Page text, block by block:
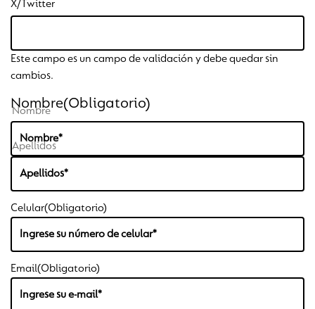
X/Twitter
Este campo es un campo de validación y debe quedar sin
cambios.
Nombre(Obligatorio)
Nombre
Apellidos
Celular(Obligatorio)
Email(Obligatorio)